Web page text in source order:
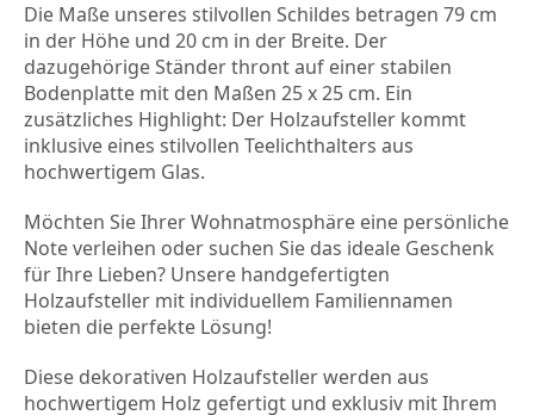
Die Maße unseres stilvollen Schildes betragen 79 cm
in der Höhe und 20 cm in der Breite. Der
dazugehörige Ständer thront auf einer stabilen
Bodenplatte mit den Maßen 25 x 25 cm. Ein
zusätzliches Highlight: Der Holzaufsteller kommt
inklusive eines stilvollen Teelichthalters aus
hochwertigem Glas.
Möchten Sie Ihrer Wohnatmosphäre eine persönliche
Note verleihen oder suchen Sie das ideale Geschenk
für Ihre Lieben? Unsere handgefertigten
Holzaufsteller mit individuellem Familiennamen
bieten die perfekte Lösung!
Diese dekorativen Holzaufsteller werden aus
hochwertigem Holz gefertigt und exklusiv mit Ihrem